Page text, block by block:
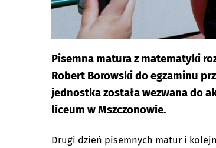
Pisemna matura z matematyki
Robert Borowski do egzaminu
jednostka została wezwana do
liceum w Mszczonowie.
Drugi dzień pisemnych matur i